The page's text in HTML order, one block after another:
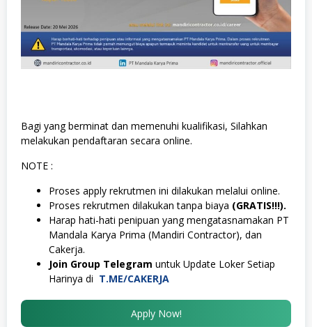
Bagi yang berminat dan memenuhi kualifikasi, Silahkan
melakukan pendaftaran secara online.
NOTE :
Proses apply rekrutmen ini dilakukan melalui online.
Proses rekrutmen dilakukan tanpa biaya (GRATIS!!!).
Harap hati-hati penipuan yang mengatasnamakan PT
Mandala Karya Prima (Mandiri Contractor), dan
Cakerja.
Join Group Telegram untuk Update Loker Setiap
Harinya di T.ME/CAKERJA
Apply Now!